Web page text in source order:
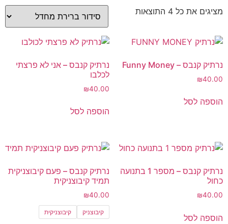
מציגים את כל ⁦4⁩ התוצאות
נרתיק קנבס – Funny Money
₪40.00
הוספה לסל
נרתיק קנבס – אני לא פרצתי
לכלבו
₪40.00
הוספה לסל
נרתיק קנבס – מספר 1 בתנועה
כחול
₪40.00
הוספה לסל
נרתיק קנבס – פעם קיבוצניקית
תמיד קיבוצניקית
₪40.00
קיבוצניק קיבוצניקית